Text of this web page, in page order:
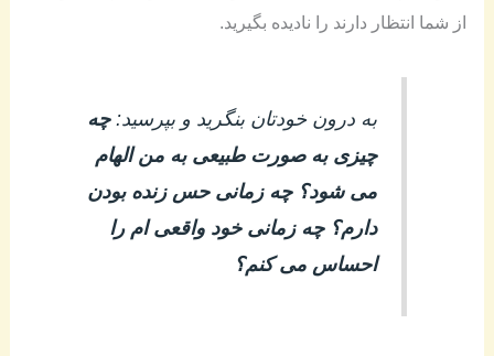
از شما انتظار دارند را نادیده بگیرید.
به درون خودتان بنگرید و بپرسید:چه
چیزی به صورت طبیعی به من الهام
می شود؟ چه زمانی حس زنده بودن
دارم؟ چه زمانی خود واقعی ام را
احساس می کنم؟